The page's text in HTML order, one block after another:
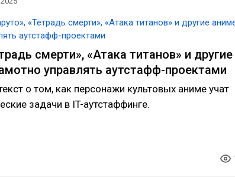
«Тетрадь смерти», «Атака титанов» и другие
аутстафф-проектами
смерти», «Атака титанов» и другие
управлять аутстафф-проектами
о том, как персонажи культовых аниме учат
задачи в IT-аутстаффинге.